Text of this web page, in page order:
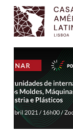
Skip
main
content